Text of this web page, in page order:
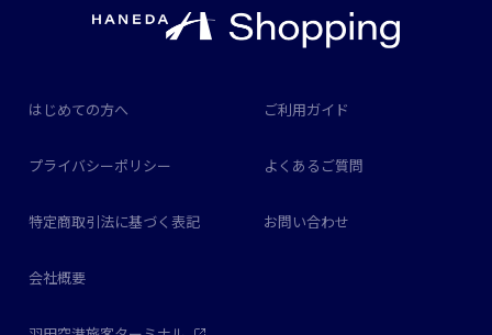
はじめての方へ ご利用ガイド
プライバシーポリシー よくあるご質問
特定商取引法に基づく表記 お問い合わせ
会社概要